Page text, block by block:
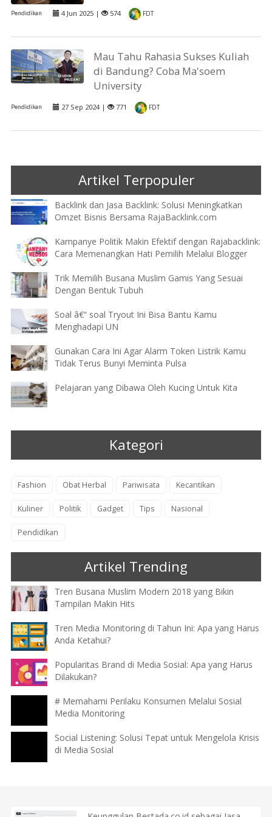
Pendidikan 4 Jun 2025 | 574 FDT
Mau Tahu Rahasia Sukses Kuliah
di Bandung? Coba Ma'soem
University
Pendidikan 27 Sep 2024 | 771 FDT
Artikel Terpopuler
Backlink dan Jasa Backlink: Solusi Meningkatkan
Omzet Bisnis Bersama RajaBacklink.com
Kampanye Politik Makin Efektif dengan Rajabacklink:
Cara Memenangkan Hati Pemilih Melalui Blogger
Trik Memilih Busana Muslim Gamis Yang Sesuai
Dengan Bentuk Tubuh
Soal â€“ soal Tryout Ini Bisa Bantu Kamu
Menghadapi UN
Gunakan Cara Ini Agar Alarm Token Listrik Kamu
Tidak Terus Bunyi Meminta Pulsa
Pelajaran yang Dibawa Oleh Kucing Untuk Kita
Kategori
Fashion Obat Herbal Pariwisata Kecantikan
Kuliner Politik Gadget Tips Nasional
Pendidikan
Artikel Trending
Tren Busana Muslim Modern 2018 yang Bikin
Tampilan Makin Hits
Tren Media Monitoring di Tahun Ini: Apa yang Harus
Anda Ketahui?
Popularitas Brand di Media Sosial: Apa yang Harus
Dilakukan?
# Memahami Perilaku Konsumen Melalui Sosial
Media Monitoring
Social Listening: Solusi Tepat untuk Mengelola Krisis
di Media Sosial